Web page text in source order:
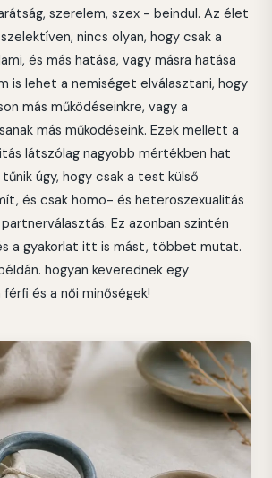
szerelem, szex - beindul. Az élet
nincs olyan, hogy csak a
és más hatása, vagy másra hatása
is lehet a nemiséget elválasztani, hogy
más működéseinkre, vagy a
más működéseink. Ezek mellett a
látszólag nagyobb mértékben hat
úgy, hogy csak a test külső
és csak homo- és heteroszexualitás
Ez azonban szintén
a gyakorlat itt is mást, többet mutat.
hogyan keverednek egy
és a női minőségek!